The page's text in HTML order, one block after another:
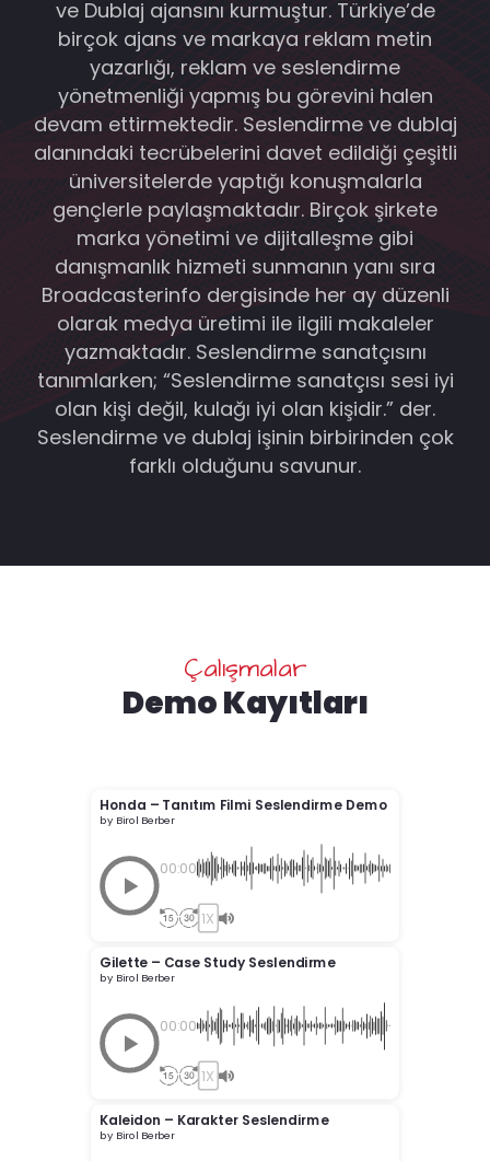
ve Dublaj ajansını kurmuştur. Türkiye’de
birçok ajans ve markaya reklam metin
yazarlığı, reklam ve seslendirme
yönetmenliği yapmış bu görevini halen
devam ettirmektedir. Seslendirme ve dublaj
alanındaki tecrübelerini davet edildiği çeşitli
üniversitelerde yaptığı konuşmalarla
gençlerle paylaşmaktadır. Birçok şirkete
marka yönetimi ve dijitalleşme gibi
danışmanlık hizmeti sunmanın yanı sıra
Broadcasterinfo dergisinde her ay düzenli
olarak medya üretimi ile ilgili makaleler
yazmaktadır. Seslendirme sanatçısını
tanımlarken; “Seslendirme sanatçısı sesi iyi
olan kişi değil, kulağı iyi olan kişidir.” der.
Seslendirme ve dublaj işinin birbirinden çok
farklı olduğunu savunur.
Çalışmalar
Demo Kayıtları
Honda – Tanıtım Filmi Seslendirme Demo
by Birol Berber
00:00
1X
Gilette – Case Study Seslendirme
by Birol Berber
00:00
1X
Kaleidon – Karakter Seslendirme
by Birol Berber